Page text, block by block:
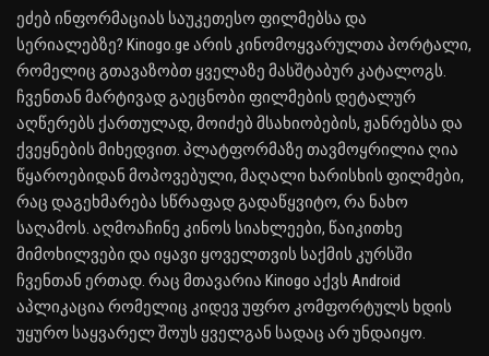
ეძებ ინფორმაციას საუკეთესო ფილმებსა და
სერიალებზე? Kinogo.ge არის კინომოყვარულთა პორტალი,
რომელიც გთავაზობთ ყველაზე მასშტაბურ კატალოგს.
ჩვენთან მარტივად გაეცნობი ფილმების დეტალურ
აღწერებს ქართულად, მოიძებ მსახიობების, ჟანრებსა და
ქვეყნების მიხედვით. პლატფორმაზე თავმოყრილია ღია
წყაროებიდან მოპოვებული, მაღალი ხარისხის ფილმები,
რაც დაგეხმარება სწრაფად გადაწყვიტო, რა ნახო
საღამოს. აღმოაჩინე კინოს სიახლეები, წაიკითხე
მიმოხილვები და იყავი ყოველთვის საქმის კურსში
ჩვენთან ერთად. რაც მთავარია Kinogo აქვს Android
აპლიკაცია რომელიც კიდევ უფრო კომფორტულს ხდის
უყურო საყვარელ შოუს ყველგან სადაც არ უნდაიყო.